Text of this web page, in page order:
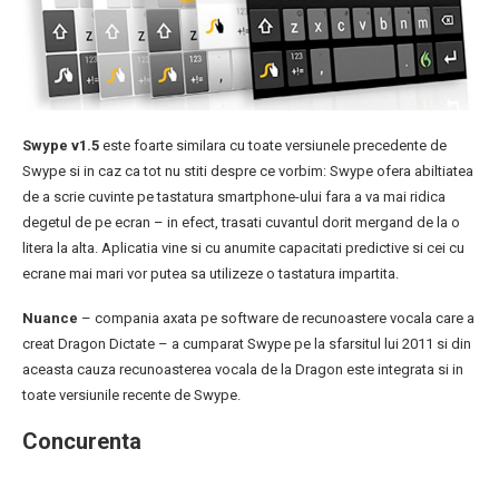
Swype v1.5 este foarte similara cu toate versiunele precedente de
Swype si in caz ca tot nu stiti despre ce vorbim: Swype ofera abiltiatea
de a scrie cuvinte pe tastatura smartphone-ului fara a va mai ridica
degetul de pe ecran – in efect, trasati cuvantul dorit mergand de la o
litera la alta. Aplicatia vine si cu anumite capacitati predictive si cei cu
ecrane mai mari vor putea sa utilizeze o tastatura impartita.
Nuance – compania axata pe software de recunoastere vocala care a
creat Dragon Dictate – a cumparat Swype pe la sfarsitul lui 2011 si din
aceasta cauza recunoasterea vocala de la Dragon este integrata si in
toate versiunile recente de Swype.
Concurenta